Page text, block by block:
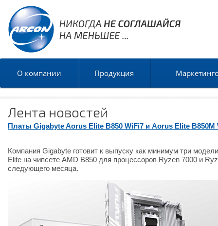
О компании Продукция
Лента новостей
Платы Gigabyte Aorus Elite B850 WiFi7 и Aorus Elite B850M
Компания Gigabyte готовит к выпуску как минимум три
Elite на чипсете AMD B850 для процессоров Ryzen 7000 и
следующего месяца.